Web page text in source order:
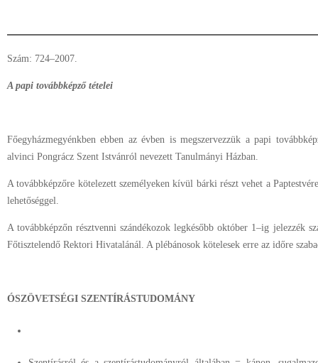
Szám: 724–2007.
A papi továbbképző tételei
Főegyházmegyénkben ebben az évben is megszervezzük a papi
alvinci Pongrácz Szent Istvánról nevezett Tanulmányi Házban.
A továbbképzőre kötelezett személyeken kívül bárki részt vehet a
lehetőséggel.
A továbbképzőn résztvenni szándékozok legkésőbb október 1–ig jelezzék
Főtisztelendő Rektori Hivatalánál. A plébánosok kötelesek erre az időre
ÓSZÖVETSÉGI SZENTÍRÁSTUDOMÁNY